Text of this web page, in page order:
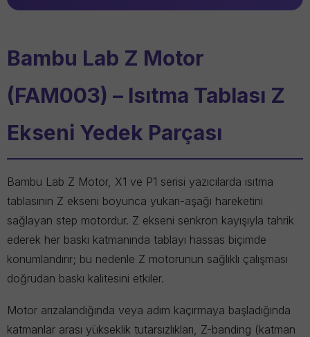
Bambu Lab Z Motor
(FAM003) – Isıtma Tablası Z
Ekseni Yedek Parçası
Bambu Lab Z Motor, X1 ve P1 serisi yazıcılarda ısıtma
tablasının Z ekseni boyunca yukarı-aşağı hareketini
sağlayan step motordur. Z ekseni senkron kayışıyla tahrik
ederek her baskı katmanında tablayı hassas biçimde
konumlandırır; bu nedenle Z motorunun sağlıklı çalışması
doğrudan baskı kalitesini etkiler.
Motor arızalandığında veya adım kaçırmaya başladığında
katmanlar arası yükseklik tutarsızlıkları, Z-banding (katman